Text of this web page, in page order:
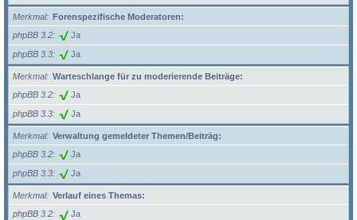
Merkmal
Forenspezifische Moderatoren:
phpBB 3.2
Ja
phpBB 3.3 Ja
Merkmal
Warteschlange für zu moderierende Beiträge:
phpBB 3.2
Ja
phpBB 3.3 Ja
Merkmal
Verwaltung gemeldeter Themen/Beiträg:
phpBB 3.2
Ja
phpBB 3.3 Ja
Merkmal
Verlauf eines Themas:
phpBB 3.2
Ja